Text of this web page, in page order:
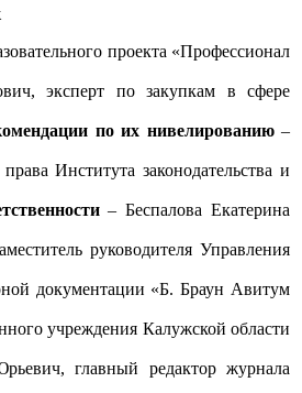
проекта «Профессионал
эксперт по закупкам в сфере
по их нивелированию–
Института законодательства и
– Беспалова Екатерина
руководителя Управления
документации «Б. Браун Авитум
учреждения Калужской области
главный редактор журнала